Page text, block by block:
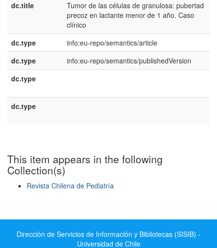
dc.title
Tumor de las células de granulosa: pubertad
precoz en lactante menor de 1 año. Caso
clínico
dc.type
info:eu-repo/semantics/article
dc.type
info:eu-repo/semantics/publishedVersion
dc.type
dc.type
This item appears in the following
Collection(s)
Revista Chilena de Pediatría
Dirección de Servicios de Información y Bibliotecas (SISIB) -
Universidad de Chile